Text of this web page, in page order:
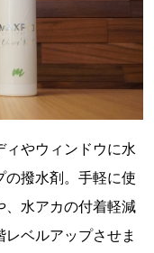
やウィンドウに水
の撥水剤。手軽に使
、水アカの付着軽減
ベルアップさせま